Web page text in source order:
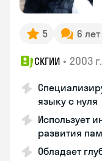
5 6
СКГИИ • 2003 г.
языку с нуля
Использует
развития
Обладает